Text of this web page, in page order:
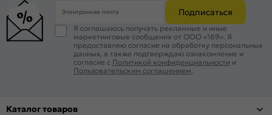
Электронная почта Подписаться
Я соглашаюсь получать рекламные и иные
маркетинговые сообщения от ООО «169». Я
предоставляю согласие на обработку персональных
данных, а также подтверждаю ознакомление и
согласие с Политикой конфиденциальности и
Пользовательским соглашением.
Каталог товаров